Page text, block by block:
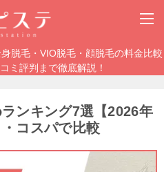
脱毛・VIO脱毛・顔脱毛の料金比較
ミ評判まで徹底解説！
ンキング7選【2026年
コスパで比較